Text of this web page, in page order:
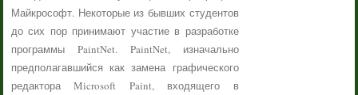
Майкрософт. Некоторые из бывших студентов
до сих пор принимают участие в разработке
программы PaintNet. PaintNet, изначально
предполагавшийся как замена графического
редактора Microsoft Paint, входящего в